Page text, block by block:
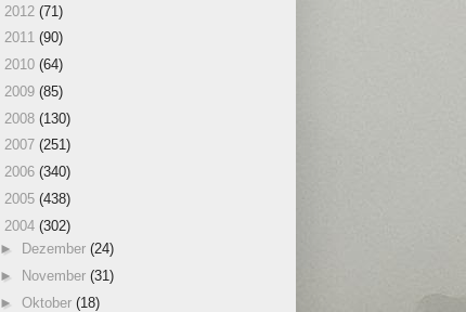
2012 (71)
2011 (90)
2010 (64)
2009 (85)
2008 (130)
2007 (251)
2006 (340)
2005 (438)
2004 (302)
►
Dezember (24)
►
November (31)
► Oktober (18)